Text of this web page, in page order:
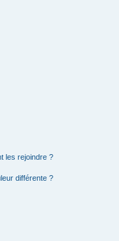
les rejoindre ?
différente ?